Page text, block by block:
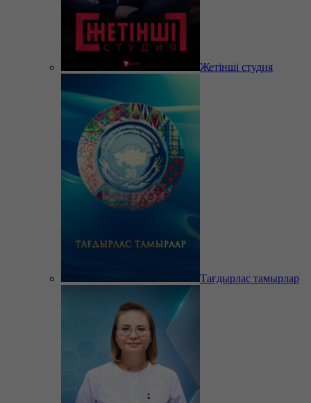
Жетінші студия
Тағдырлас тамырлар